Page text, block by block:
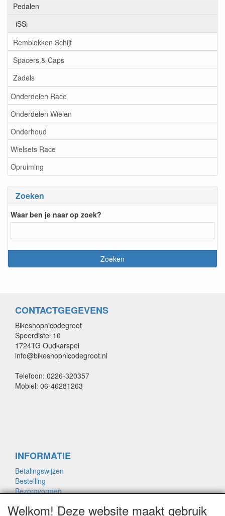
Pedalen
iSSi
Remblokken Schijf
Spacers & Caps
Zadels
Onderdelen Race
Onderdelen Wielen
Onderhoud
Wielsets Race
Opruiming
Zoeken
Waar ben je naar op zoek?
CONTACTGEGEVENS
Bikeshopnicodegroot
Speerdistel 10
1724TG Oudkarspel
info@bikeshopnicodegroot.nl
Telefoon: 0226-320357
Mobiel: 06-46281263
INFORMATIE
Betalingswijzen
Bestelling
Bezorgvormen
Framemaat
Welkom! Deze website maakt gebruik